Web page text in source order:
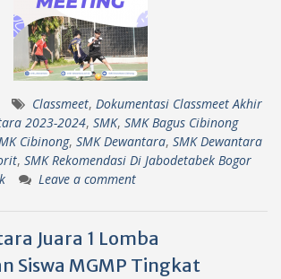
Classmeet, Dokumentasi Classmeet Akhir
2023-2024, SMK, SMK Bagus Cibinong
Cibinong, SMK Dewantara, SMK Dewantara
, SMK Rekomendasi Di Jabodetabek Bogor
Leave a comment
Juara 1 Lomba
Siswa MGMP Tingkat